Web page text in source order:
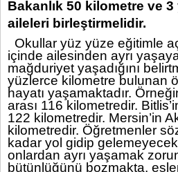
Bakanlık 50 kilometre ve
aileleri birleştirmelidir.
Okullar yüz yüze eğitimle
içinde ailesinden ayrı
mağduriyet yaşadığını
yüzlerce kilometre bulunan
hayatı yaşamaktadır.
arası 116 kilometredir.
122 kilometredir. Mersin’in
kilometredir. Öğretmenler
kadar yol gidip
onlardan ayrı yaşamak
bütünlüğünü bozmakta,